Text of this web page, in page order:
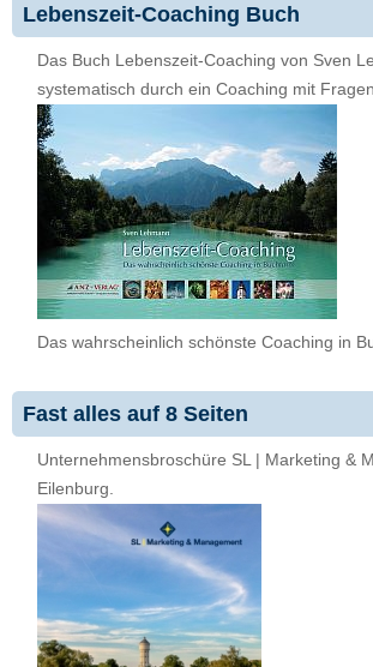
Lebenszeit-Coaching Buch
Das Buch Lebenszeit-Coaching von Sven
systematisch durch ein Coaching mit
Das wahrscheinlich schönste Coaching in
Fast alles auf 8 Seiten
Unternehmensbroschüre SL | Marketing &
Eilenburg.